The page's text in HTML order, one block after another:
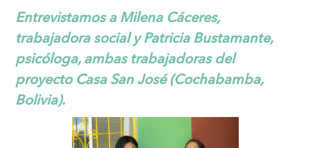
Entrevistamos a Milena Cáceres,
trabajadora social y Patricia Bustamante,
psicóloga, ambas trabajadoras del
proyecto Casa San José (Cochabamba,
Bolivia).